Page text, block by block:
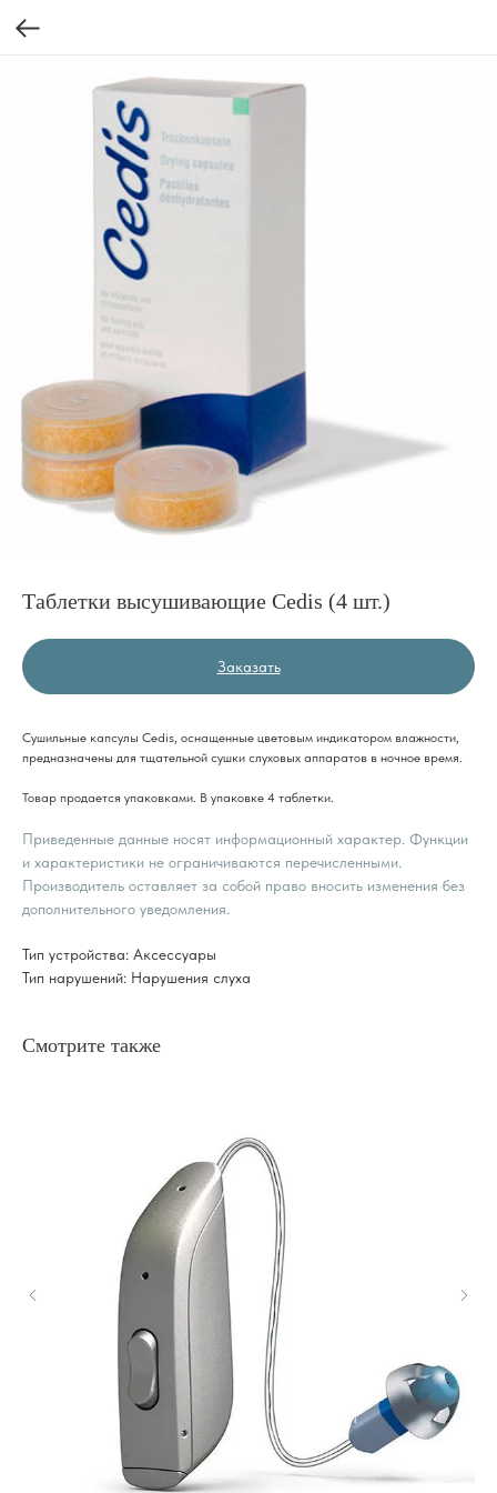
Таблетки высушивающие Cedis (4 шт.)
Заказать
Сушильные капсулы Cedis, оснащенные цветовым индикатором влажности,
предназначены для тщательной сушки слуховых аппаратов в ночное время.
Товар продается упаковками. В упаковке 4 таблетки.
Приведенные данные носят информационный характер. Функции
и характеристики не ограничиваются перечисленными.
Производитель оставляет за собой право вносить изменения без
дополнительного уведомления.
Тип устройства: Аксессуары
Тип нарушений: Нарушения слуха
Смотрите также